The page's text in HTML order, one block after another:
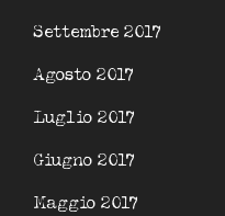
Settembre 2017
Agosto 2017
Luglio 2017
Giugno 2017
Maggio 2017